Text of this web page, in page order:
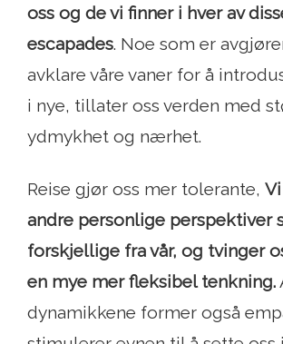
oss og de vi finner i hver av
escapades. Noe som er
avklare våre vaner for å
i nye, tillater oss verden med
ydmykhet og nærhet.
Reise gjør oss mer tolerante,
andre personlige perspektiver
forskjellige fra vår, og tvinger
en mye mer fleksibel tenkning.
dynamikkene former også